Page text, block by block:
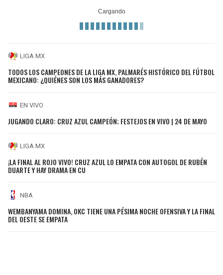
LIGA MX
TODOS LOS CAMPEONES DE LA LIGA MX, PALMARÉS HISTÓRICO DEL FÚTBOL
MEXICANO: ¿QUIÉNES SON LOS MÁS GANADORES?
EN VIVO
JUGANDO CLARO: CRUZ AZUL CAMPEÓN; FESTEJOS EN VIVO | 24 DE MAYO
LIGA MX
¡LA FINAL AL ROJO VIVO! CRUZ AZUL LO EMPATA CON AUTOGOL DE RUBÉN
DUARTE Y HAY DRAMA EN CU
NBA
WEMBANYAMA DOMINA, OKC TIENE UNA PÉSIMA NOCHE OFENSIVA Y LA FINAL
DEL OESTE SE EMPATA